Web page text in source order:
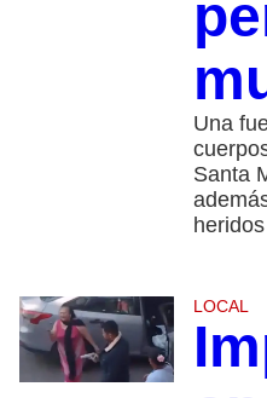
Una
Santa
heridos
LOCAL